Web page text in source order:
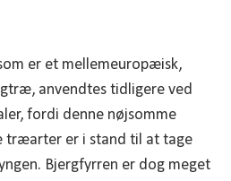
er et mellemeuropæisk,
anvendtes tidligere ved
fordi denne nøjsomme
træarter er i stand til at tage
Bjergfyrren er dog meget